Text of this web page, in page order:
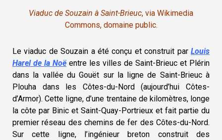
Viaduc de Souzain à Saint-Brieuc, via Wikimedia
Commons, domaine public.
Le viaduc de Souzain a été conçu et construit par Louis
Harel de la Noë entre les villes de Saint-Brieuc et Plérin
dans la vallée du Gouët sur la ligne de Saint-Brieuc à
Plouha dans les Côtes-du-Nord (aujourd’hui Côtes-
d’Armor). Cette ligne, d’une trentaine de kilomètres, longe
la côte par Binic et Saint-Quay-Portrieux et fait partie du
premier réseau des chemins de fer des Côtes-du-Nord.
Sur cette ligne, l’ingénieur breton construit des